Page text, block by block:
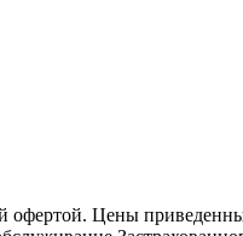
офертой. Цены